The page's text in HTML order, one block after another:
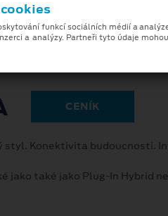
ZÁKLADNÍ INFORMACE
CENÍK
styl. Konektivita budoucnosti.
jako také jako Plug-In Hybrid
funkcí sociálních médií a
a analýzy. Partneři tyto údaje